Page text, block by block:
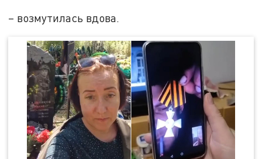
– возмутилась вдова.